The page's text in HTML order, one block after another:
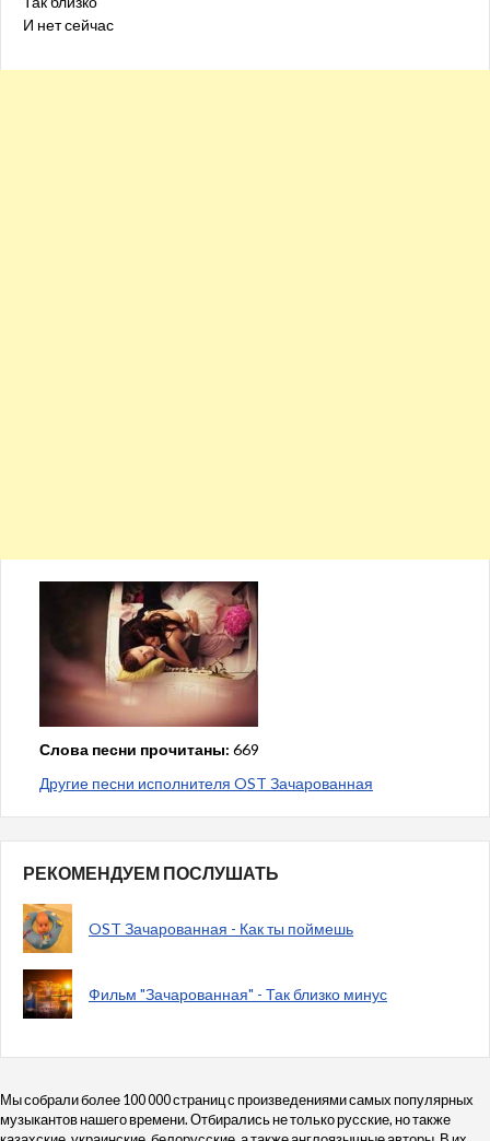
И нет сейчас
Слова песни прочитаны: 669
Другие песни исполнителя OST Зачарованная
РЕКОМЕНДУЕМ ПОСЛУШАТЬ
OST Зачарованная - Как ты поймешь
Фильм "Зачарованная" - Так близко минус
Мы собрали более 100 000 страниц с произведениями самых популярных
музыкантов нашего времени. Отбирались не только русские, но также